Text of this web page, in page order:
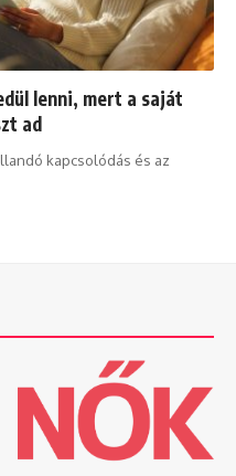
lenni, mert a saját
ad
kapcsolódás és az